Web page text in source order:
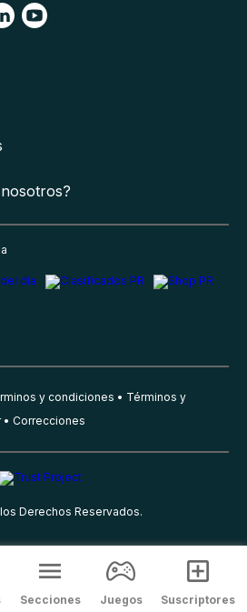
y condiciones
Términos y
Correcciones
Derechos Reservados.
Secciones Juegos Suscriptores